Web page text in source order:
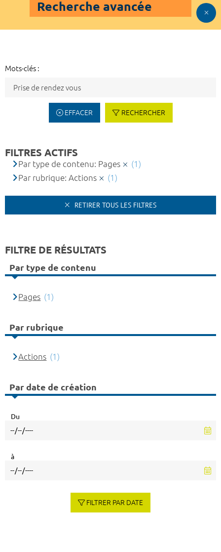
Recherche avancée
Mots-clés :
EFFACER RECHERCHER
FILTRES ACTIFS
Par type de contenu: Pages
(1)
Par rubrique: Actions
(1)
RETIRER TOUS LES FILTRES
FILTRE DE RÉSULTATS
Par type de contenu
Pages (1)
Par rubrique
Actions (1)
Par date de création
Du
à
FILTRER PAR DATE